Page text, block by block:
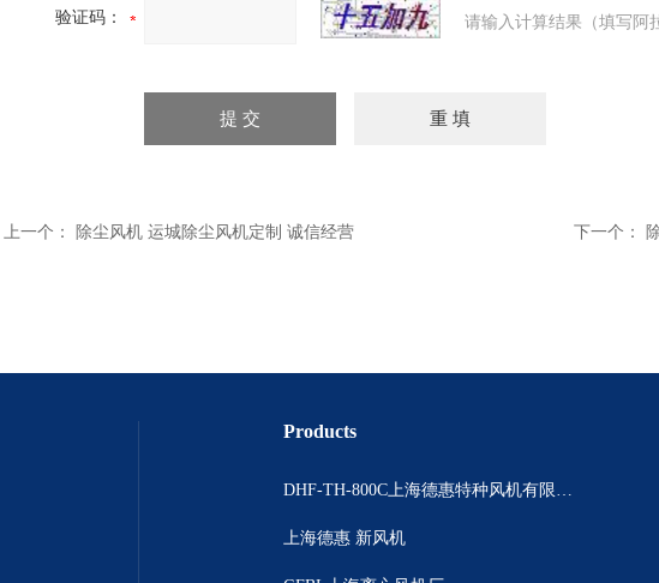
验证码： 请输入计算结果（填写阿
上一个： 除尘风机 运城除尘风机定制 诚信经营 下一个：
Products
DHF-TH-800C上海德惠特种风机有限公司
上海德惠 新风机